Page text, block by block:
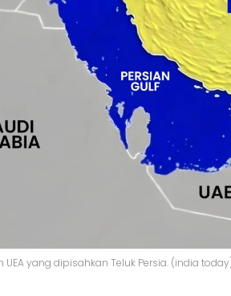
UEA yang dipisahkan Teluk Persia. (india